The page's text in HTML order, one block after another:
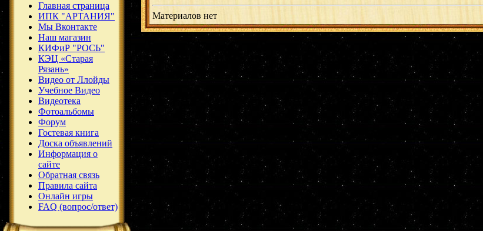
Главная страница
ИПК "АРТАНИЯ"
Мы Вконтакте
Наш магазин
КИФиР "РОСЬ"
КЭЦ «Старая
Рязань»
Видео от Ллойды
Учебное Видео
Видеотека
Фотоальбомы
Форум
Гостевая книга
Доска объявлений
Информация о
сайте
Обратная связь
Правила сайта
Онлайн игры
FAQ (вопрос/ответ)
Материалов нет